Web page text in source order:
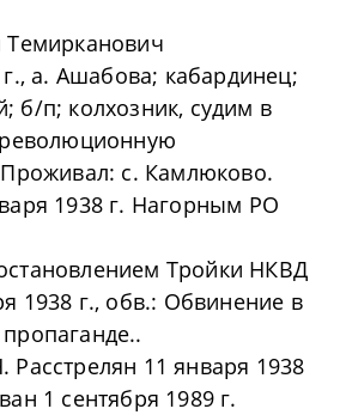
Темирканович
а. Ашабова; кабардинец;
б/п; колхозник, судим в
Проживал: с. Камлюково.
1938 г. Нагорным РО
Тройки НКВД
1938 г., обв.: Обвинение в
11 января 1938
1 сентября 1989 г.